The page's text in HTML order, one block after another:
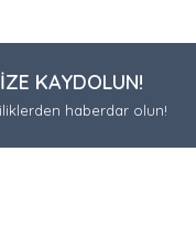
KAYDOLUN!
haberdar olun!